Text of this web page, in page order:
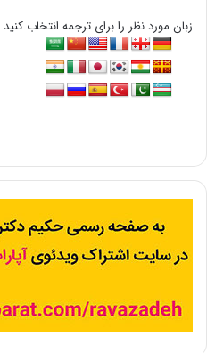
زبان مورد نظر را برای ترجمه انتخاب کنید. Please Choice Your Language :